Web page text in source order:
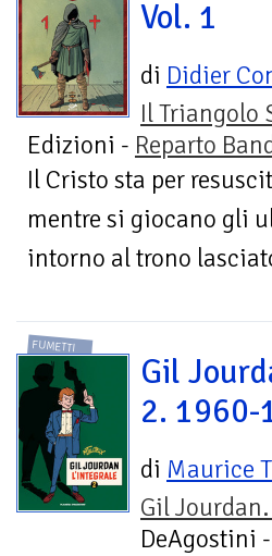
Vol. 1
di Didier
Il Triangolo
Edizioni - Reparto
Il Cristo sta per
mentre si giocano gli
intorno al trono
FUMETTI
Gil
2. 1960-
di Maurice
Gil
DeAgostini -